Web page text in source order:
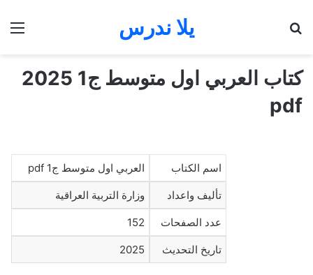
يلا ندرس
كتاب العربي اول متوسط ج1 2025
pdf
اسم الكتاب العربي اول متوسط ج1 pdf
تأليف واعداد وزارة التربية العراقية
عدد الصفحات 152
تاريخ التحديث 2025